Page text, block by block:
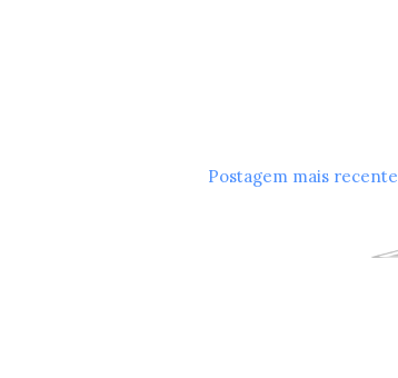
Postagem mais recente